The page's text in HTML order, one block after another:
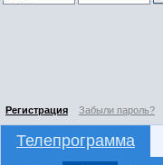
Регистрация Забыли пароль?
Телепрограмма